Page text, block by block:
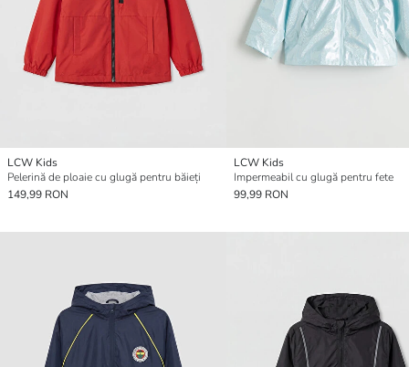
LCW Kids
Pelerină de ploaie cu glugă pentru băieți
149,99 RON
LCW Kids
Impermeabil cu glugă pentru fete
99,99 RON